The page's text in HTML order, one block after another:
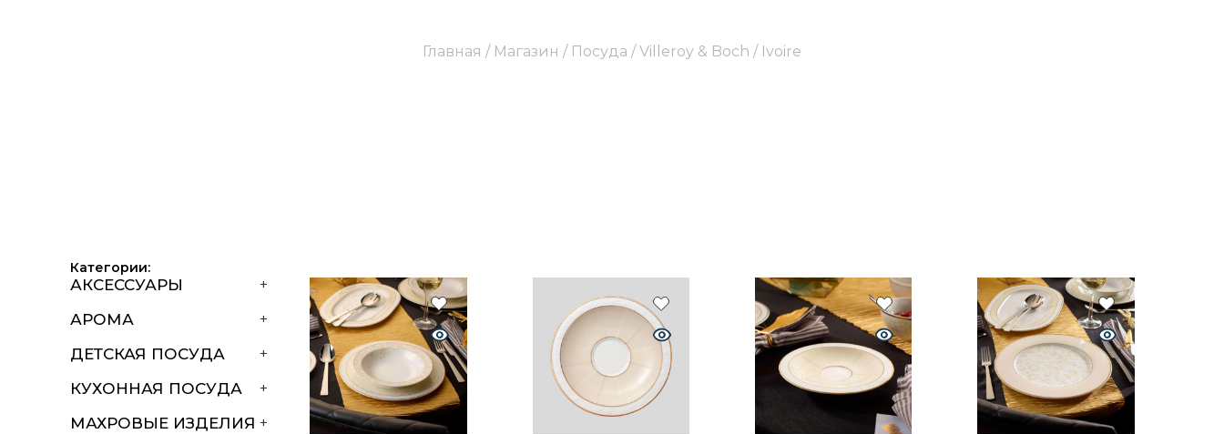
Главная / Магазин / Посуда /Villeroy & Boch / Ivoire
Категории:
+
АКСЕССУАРЫ
+
АРОМА
+
ДЕТСКАЯ ПОСУДА
+
КУХОННАЯ ПОСУДА
+
МАХРОВЫЕ ИЗДЕЛИЯ